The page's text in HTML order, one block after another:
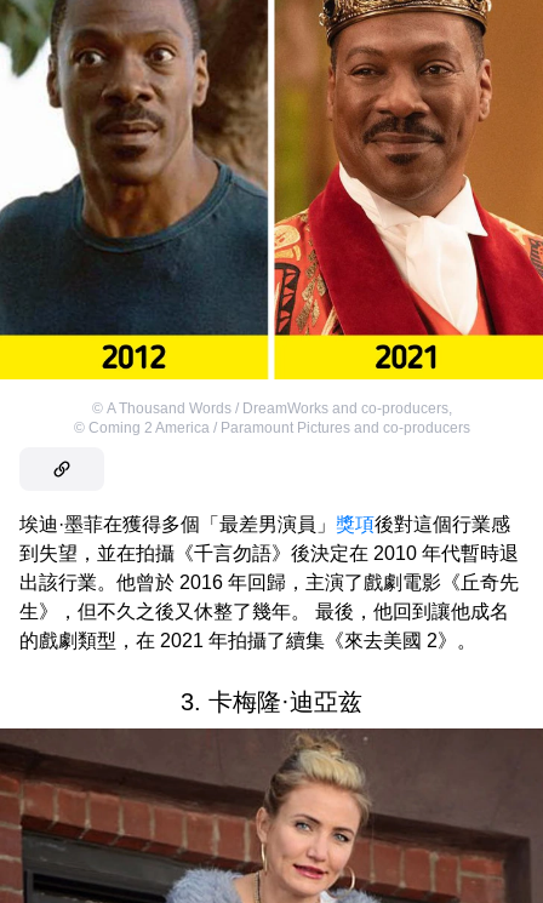
© A Thousand Words / DreamWorks and co-producers,
© Coming 2 America / Paramount Pictures and co-producers
埃迪·墨菲在獲得多個「最差男演員」 獎項後對這個行業感
到失望，並在拍攝《千言勿語》後決定在 2010 年代暫時退
出該行業。他曾於 2016 年回歸，主演了戲劇電影《丘奇先
生》，但不久之後又休整了幾年。 最後，他回到讓他成名
的戲劇類型，在 2021 年拍攝了續集《來去美國 2》。
3. 卡梅隆·迪亞兹